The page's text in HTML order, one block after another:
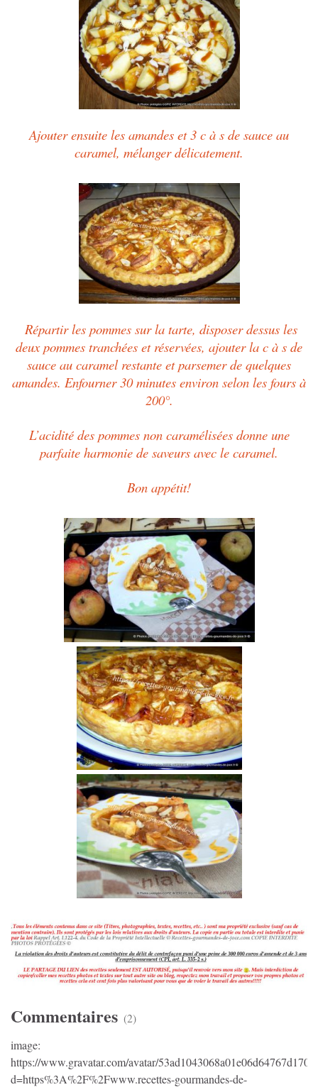
Ajouter ensuite les amandes et 3 c à s de sauce au
caramel, mélanger délicatement.
Répartir les pommes sur la tarte, disposer dessus les
deux pommes tranchées et réservées, ajouter la c à s de
sauce au caramel restante et parsemer de quelques
amandes. Enfourner 30 minutes environ selon les fours à
200°.
L’acidité des pommes non caramélisées donne une
parfaite harmonie de saveurs avec le caramel.
Bon appétit!
Commentaires (2)
image:
https://www.gravatar.com/avatar/
d=https%3A%2F%2Fwww.recettes-gourmandes-de-